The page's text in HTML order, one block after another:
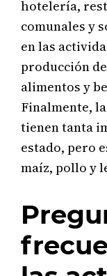
hotelería,
comunales y
en las
producción
alimentos y
Finalmente,
tienen tanta
estado, pero
maíz, pollo y